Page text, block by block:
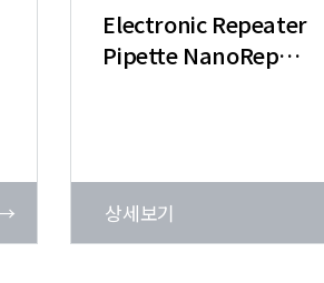
Electronic Repeater
Pipette NanoRep
상세보기